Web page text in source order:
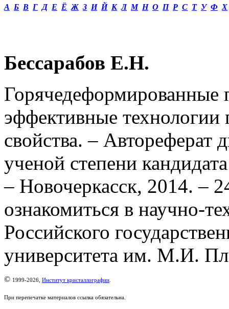
А Б В Г Д Е Ё Ж З И Й К Л М Н О П Р С Т У Ф Х
Бессарабов Е.Н.
эффективные технологии
свойства. – Автореферат
ученой степени
– Новочеркасск, 2014. –
ознакомиться в научно-
Российского
университета им. М.И.
© 1999-2026, Институт кристаллографии
При перепечатке материалов ссылка обязательна.